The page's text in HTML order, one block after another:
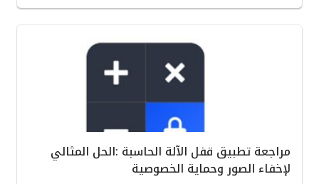
مراجعة تطبيق قفل الآلة الحاسبة :الحل المثالي
لإخفاء الصور وحماية الخصوصية